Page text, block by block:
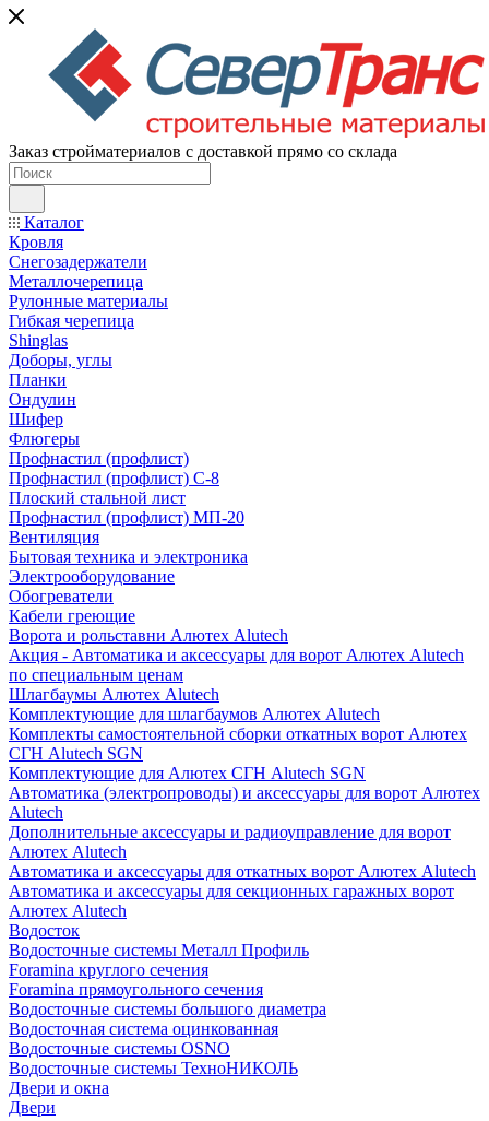
Заказ стройматериалов с доставкой прямо со склада
Каталог
Кровля
Снегозадержатели
Металлочерепица
Рулонные материалы
Гибкая черепица
Shinglas
Доборы, углы
Планки
Ондулин
Шифер
Флюгеры
Профнастил (профлист)
Профнастил (профлист) С-8
Плоский стальной лист
Профнастил (профлист) МП-20
Вентиляция
Бытовая техника и электроника
Электрооборудование
Обогреватели
Кабели греющие
Ворота и рольставни Алютех Alutech
Акция - Автоматика и аксессуары для ворот Алютех Alutech
по специальным ценам
Шлагбаумы Алютех Alutech
Комплектующие для шлагбаумов Алютех Alutech
Комплекты самостоятельной сборки откатных ворот Алютех
СГН Alutech SGN
Комплектующие для Алютех СГН Alutech SGN
Автоматика (электропроводы) и аксессуары для ворот Алютех
Alutech
Дополнительные аксессуары и радиоуправление для ворот
Алютех Alutech
Автоматика и аксессуары для откатных ворот Алютех Alutech
Автоматика и аксессуары для секционных гаражных ворот
Алютех Alutech
Водосток
Водосточные системы Металл Профиль
Foramina круглого сечения
Foramina прямоугольного сечения
Водосточные системы большого диаметра
Водосточная система оцинкованная
Водосточные системы OSNO
Водосточные системы ТехноНИКОЛЬ
Двери и окна
Двери